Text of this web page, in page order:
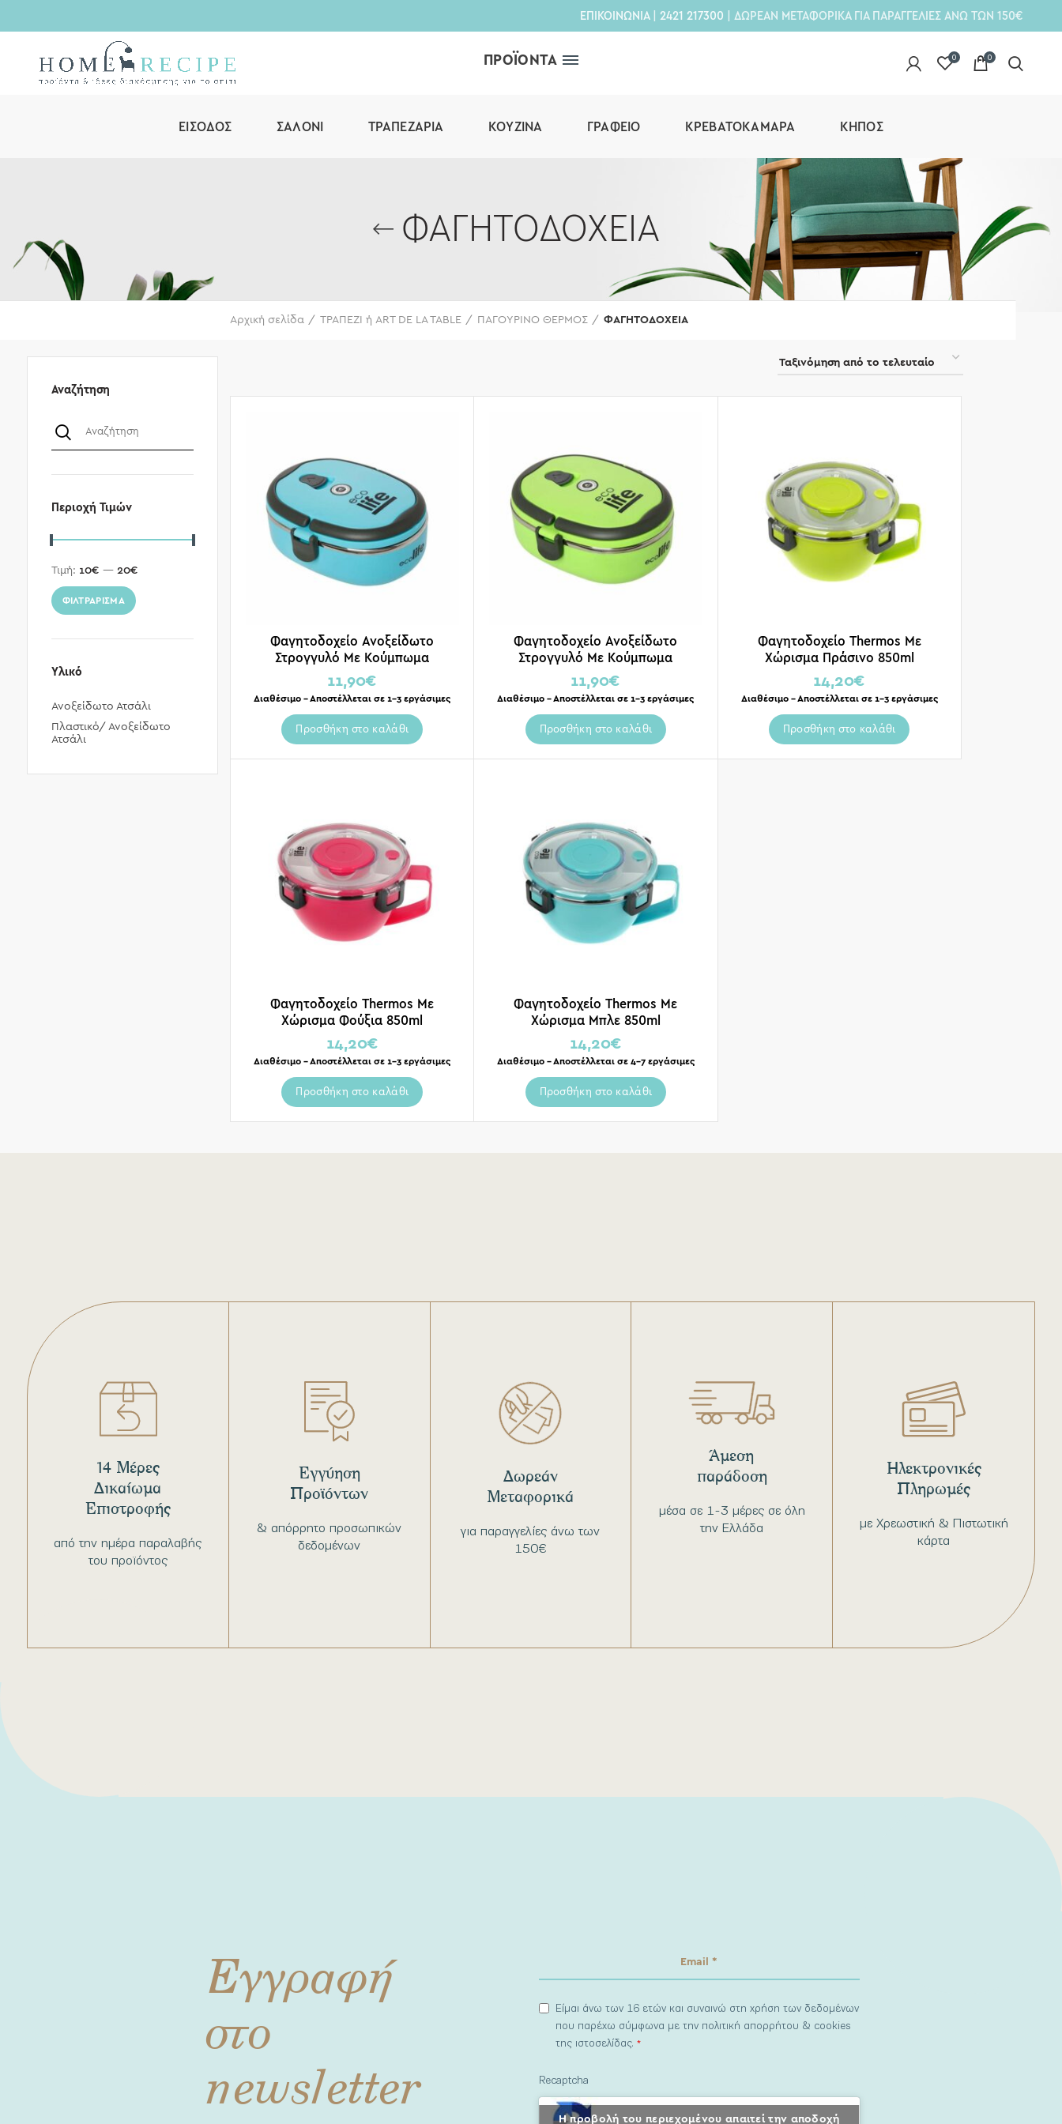
ΕΠΙΚΟΙΝΩΝΙΑ| 2421 217300 | ΔΩΡΕΑΝ ΜΕΤΑΦΟΡΙΚΑ ΓΙΑ ΠΑΡΑΓΓΕΛΙΕΣ ΑΝΩ ΤΩΝ 150€
ΠΡΟΪΟΝΤΑ 0 0
ΕΊΣΟΔΟΣ ΣΑΛΌΝΙ ΤΡΑΠΕΖΑΡΊΑ ΚΟΥΖΊΝΑ ΓΡΑΦΕΊΟ ΚΡΕΒΑΤΟΚΆΜΑΡΑ ΚΉΠΟΣ
ΦΑΓΗΤΟΔΟΧΕΙΑ
Αναζήτηση
Περιοχή Τιμών
ΦΙΛΤΡΆΡΙΣΜΑ
Τιμή: 10€ — 20€
Υλικό
Ανοξείδωτο Ατσάλι
Πλαστικό/ Ανοξείδωτο
Ατσάλι
Αρχική σελίδα ΤΡΑΠΕΖΙ ή ART DE LA TABLE ΠΑΓΟΥΡΙΝΟ ΘΕΡΜΟΣ ΦΑΓΗΤΟΔΟΧΕΙΑ
Φαγητοδοχείο Ανοξείδωτο
Στρογγυλό Με Κούμπωμα
Ασφαλείας Μπλε 800ml
11,90€
Διαθέσιμο – Αποστέλλεται σε 1-3 εργάσιμες
Προσθήκη στο καλάθι
Φαγητοδοχείο Ανοξείδωτο
Στρογγυλό Με Κούμπωμα
Ασφαλείας Πράσινο 800ml
11,90€
Διαθέσιμο – Αποστέλλεται σε 1-3 εργάσιμες
Προσθήκη στο καλάθι
Φαγητοδοχείο Thermos Με
Χώρισμα Πράσινο 850ml
14,20€
Διαθέσιμο – Αποστέλλεται σε 1-3 εργάσιμες
Προσθήκη στο καλάθι
Φαγητοδοχείο Thermos Με
Χώρισμα Φούξια 850ml
14,20€
Διαθέσιμο – Αποστέλλεται σε 1-3 εργάσιμες
Προσθήκη στο καλάθι
Φαγητοδοχείο Thermos Με
Χώρισμα Μπλε 850ml
14,20€
Διαθέσιμο – Αποστέλλεται σε 4-7 εργάσιμες
Προσθήκη στο καλάθι
από την ημέρα παραλαβής
του προϊόντος
14 Μέρες
Δικαίωμα
Επιστροφής
& απόρρητο προσωπικών
δεδομένων
Εγγύηση
Προϊόντων
για παραγγελίες άνω των
150€
Δωρεάν
Μεταφορικά
μέσα σε 1-3 μέρες σε όλη
την Ελλάδα
Άμεση
παράδοση
με Χρεωστική & Πιστωτική
κάρτα
Ηλεκτρονικές
Πληρωμές
Εγγραφή
στο
newsletter
Είμαι άνω των 16 ετών και συναινώ στη χρήση των δεδομένων
που παρέχω σύμφωνα με την πολιτική απορρήτου & cookies
της ιστοσελίδας.*
Recaptcha
Η προβολή του περιεχομένου απαιτεί την αποδοχή